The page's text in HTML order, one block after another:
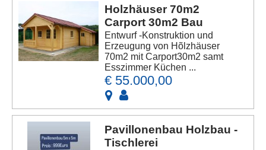
Holzhäuser 70m2
Carport 30m2 Bau
Entwurf -Konstruktion und
Erzeugung von Hõlzhäuser
70m2 mit Carport30m2 samt
Esszimmer Küchen ...
€ 55.000,00
Pavillonenbau Holzbau -
Tischlerei